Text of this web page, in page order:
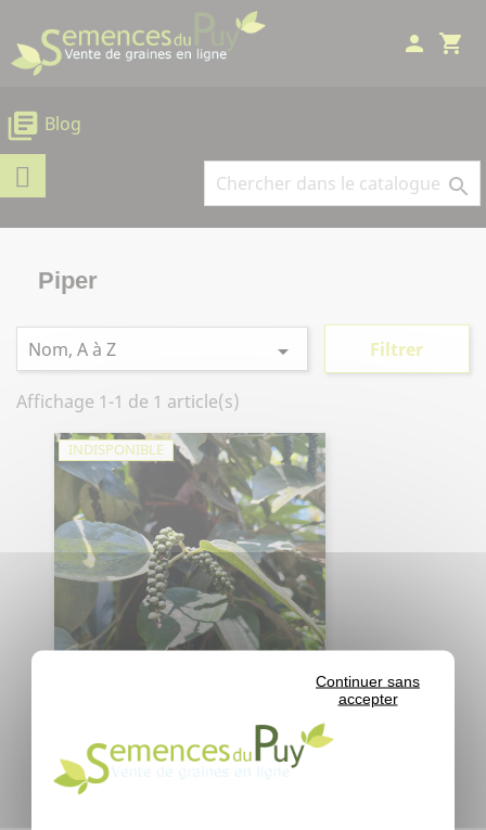
Panneau de gestion des cookies
Continuer sans
accepter
shopping_cart
person
library_books Blog

Piper
Nom, A à Z  Filtrer
Affichage 1-1 de 1 article(s)
INDISPONIBLE
Prix
2,75 €